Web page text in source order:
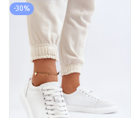
-30%